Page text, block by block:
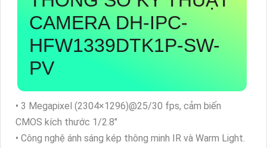
CAMERA DH-IPC-
HFW1339DTK1P-SW-
PV
• 3 Megapixel (2304×1296)@25/30 fps, cảm biến
CMOS kích thước 1/2.8″
• Công nghệ ánh sáng kép thông minh IR và Warm Light.